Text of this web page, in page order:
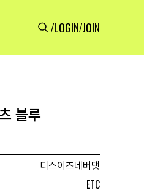
/LOGIN/JOIN
블루
디스이즈네버댓
ETC